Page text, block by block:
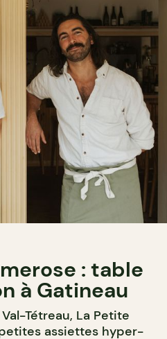
: table
à Gatineau
Tétreau, La Petite
assiettes hyper-